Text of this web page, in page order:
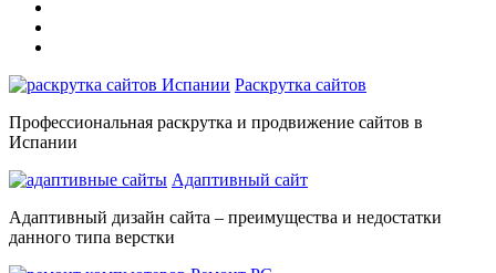
Раскрутка сайтов
Профессиональная раскрутка и продвижение сайтов в
Испании
Адаптивный сайт
Адаптивный дизайн сайта – преимущества и недостатки
данного типа верстки